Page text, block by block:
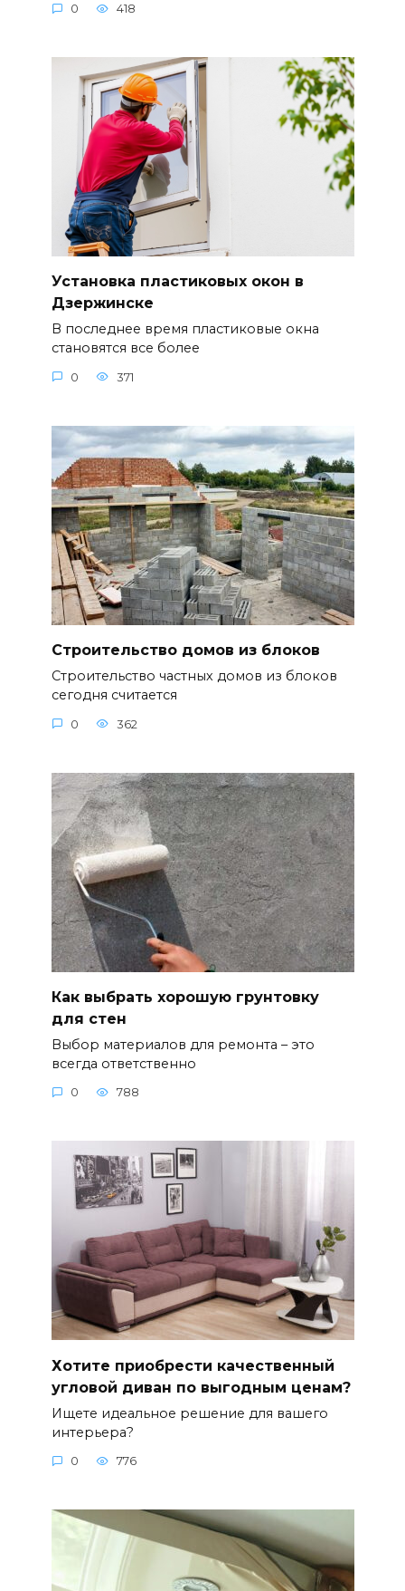
0 418
Установка пластиковых окон в
Дзержинске
В последнее время пластиковые окна
становятся все более
0 371
Строительство домов из блоков
Строительство частных домов из блоков
сегодня считается
0 362
Как выбрать хорошую грунтовку
для стен
Выбор материалов для ремонта – это
всегда ответственно
0 788
Хотите приобрести качественный
угловой диван по выгодным ценам?
Ищете идеальное решение для вашего
интерьера?
0 776